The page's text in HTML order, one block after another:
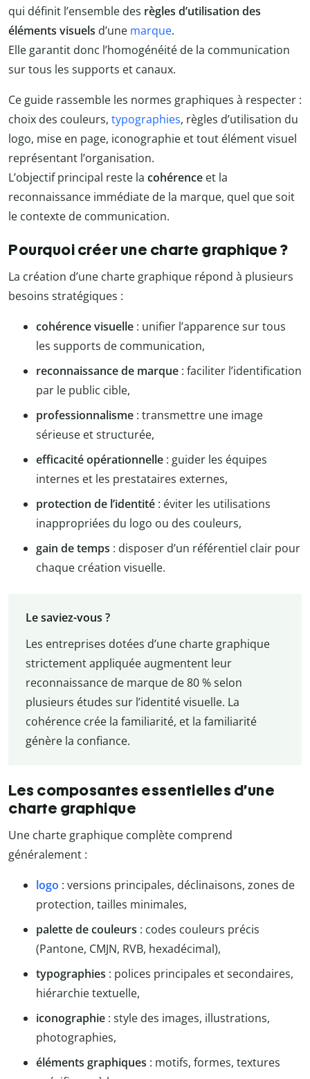
qui définit l’ensemble des règles d’utilisation des
éléments visuels d’une marque.
Elle garantit donc l’homogénéité de la communication
sur tous les supports et canaux.
Ce guide rassemble les normes graphiques à respecter :
choix des couleurs, typographies, règles d’utilisation du
logo, mise en page, iconographie et tout élément visuel
représentant l’organisation.
L’objectif principal reste la cohérence et la
reconnaissance immédiate de la marque, quel que soit
le contexte de communication.
Pourquoi créer une charte graphique ?
La création d’une charte graphique répond à plusieurs
besoins stratégiques :
cohérence visuelle : unifier l’apparence sur tous
les supports de communication,
reconnaissance de marque : faciliter l’identification
par le public cible,
professionnalisme : transmettre une image
sérieuse et structurée,
efficacité opérationnelle : guider les équipes
internes et les prestataires externes,
protection de l’identité : éviter les utilisations
inappropriées du logo ou des couleurs,
gain de temps : disposer d’un référentiel clair pour
chaque création visuelle.
Le saviez-vous ?
Les entreprises dotées d’une charte graphique
strictement appliquée augmentent leur
reconnaissance de marque de 80 % selon
plusieurs études sur l’identité visuelle. La
cohérence crée la familiarité, et la familiarité
génère la confiance.
Les composantes essentielles d’une
charte graphique
Une charte graphique complète comprend
généralement :
logo : versions principales, déclinaisons, zones de
protection, tailles minimales,
palette de couleurs : codes couleurs précis
(Pantone, CMJN, RVB, hexadécimal),
typographies : polices principales et secondaires,
hiérarchie textuelle,
iconographie : style des images, illustrations,
photographies,
éléments graphiques : motifs, formes, textures